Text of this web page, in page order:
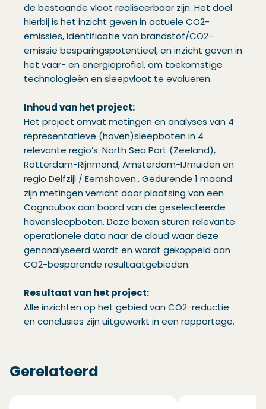
de bestaande vloot realiseerbaar zijn. Het doel
hierbij is het inzicht geven in actuele CO2-
emissies, identificatie van brandstof/CO2-
emissie besparingspotentieel, en inzicht geven in
het vaar- en energieprofiel, om toekomstige
technologieën en sleepvloot te evalueren.
Inhoud van het project:
Het project omvat metingen en analyses van 4
representatieve (haven)sleepboten in 4
relevante regio’s: North Sea Port (Zeeland),
Rotterdam-Rijnmond, Amsterdam-IJmuiden en
regio Delfzijl / Eemshaven.. Gedurende 1 maand
zijn metingen verricht door plaatsing van een
Cognaubox aan boord van de geselecteerde
havensleepboten. Deze boxen sturen relevante
operationele data naar de cloud waar deze
genanalyseerd wordt en wordt gekoppeld aan
CO2-besparende resultaatgebieden.
Resultaat van het project:
Alle inzichten op het gebied van CO2-reductie
en conclusies zijn uitgewerkt in een rapportage.
Gerelateerd